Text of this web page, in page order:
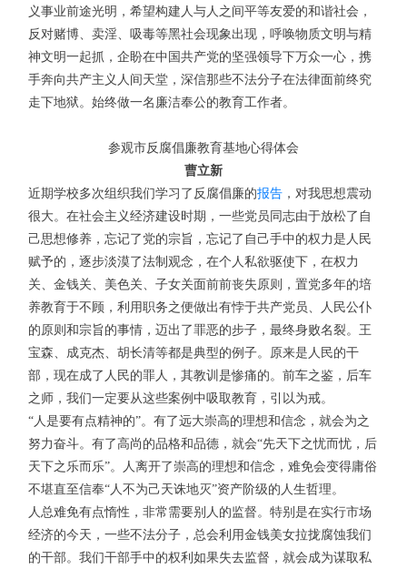
义事业前途光明，希望构建人与人之间平等友爱的和谐社会，
反对赌博、卖淫、吸毒等黑社会现象出现，呼唤物质文明与精
神文明一起抓，企盼在中国共产党的坚强领导下万众一心，携
手奔向共产主义人间天堂，深信那些不法分子在法律面前终究
走下地狱。始终做一名廉洁奉公的教育工作者。
参观市反腐倡廉教育基地心得体会
曹立新
近期学校多次组织我们学习了反腐倡廉的报告 ，对我思想震动
很大。在社会主义经济建设时期，一些党员同志由于放松了自
己思想修养，忘记了党的宗旨，忘记了自己手中的权力是人民
赋予的，逐步淡漠了法制观念，在个人私欲驱使下，在权力
关、金钱关、美色关、子女关面前前丧失原则，置党多年的培
养教育于不顾，利用职务之便做出有悖于共产党员、人民公仆
的原则和宗旨的事情，迈出了罪恶的步子，最终身败名裂。王
宝森、成克杰、胡长清等都是典型的例子。原来是人民的干
部，现在成了人民的罪人，其教训是惨痛的。前车之鉴，后车
之师，我们一定要从这些案例中吸取教育，引以为戒。
“人是要有点精神的”。有了远大崇高的理想和信念，就会为之
努力奋斗。有了高尚的品格和品德，就会“先天下之忧而忧，后
天下之乐而乐”。人离开了崇高的理想和信念，难免会变得庸俗
不堪直至信奉“人不为己天诛地灭”资产阶级的人生哲理。
人总难免有点惰性，非常需要别人的监督。特别是在实行市场
经济的今天，一些不法分子，总会利用金钱美女拉拢腐蚀我们
的干部。我们干部手中的权利如果失去监督，就会成为谋取私